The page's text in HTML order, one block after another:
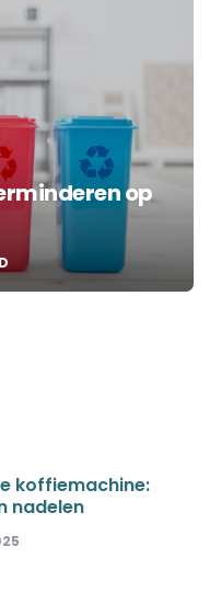
op
koffiemachine:
nadelen